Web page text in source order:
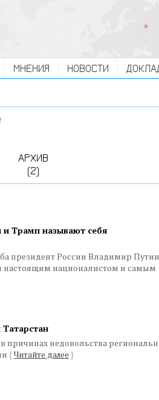
МНЕНИЯ НОВОСТИ
АРХИВ
(2)
и Трамп называют себя
президент России Владимир Путин
националистом и самым
причинах недовольства
{ Читайте далее }